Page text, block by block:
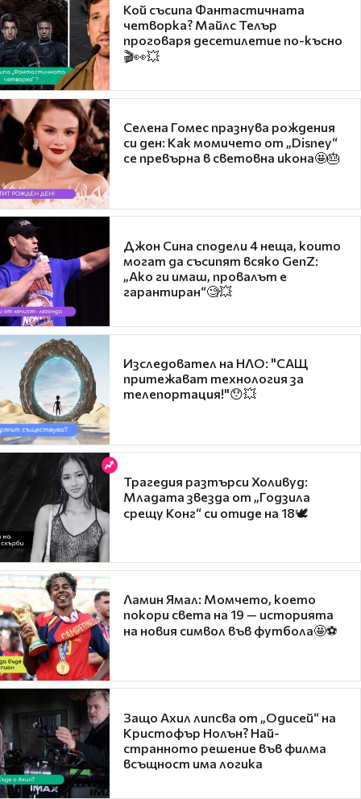
Кой съсипа Фантастичната
четворка? Майлс Телър
проговаря десетилетие по-късно
🎬👀💥
Селена Гомес празнува рождения
си ден: Как момичето от „Disney“
се превърна в световна икона🤩🎂
Джон Сина сподели 4 неща, които
могат да съсипят всяко GenZ:
„Ако ги имаш, провалът е
гарантиран“🧐💥
Изследовател на НЛО: "САЩ
притежават технология за
телепортация!"😯💥
Трагедия разтърси Холивуд:
Младата звезда от „Годзила
срещу Конг“ си отиде на 18🕊️
Ламин Ямал: Момчето, което
покори света на 19 — историята
на новия символ във футбола🤩⚽
Защо Ахил липсва от „Одисей“ на
Кристофър Нолън? Най-
странното решение във филма
всъщност има логика